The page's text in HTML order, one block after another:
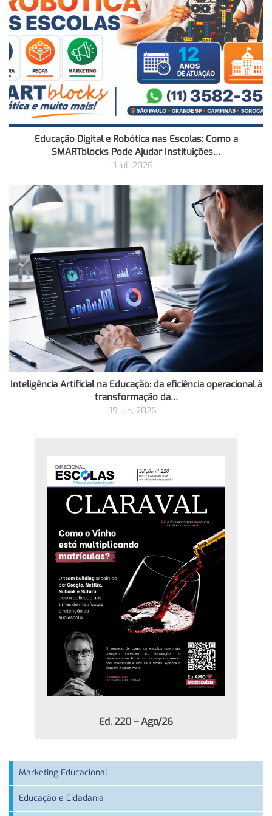
Educação Digital e Robótica nas Escolas: Como a
SMARTblocks Pode Ajudar Instituições…
1 jul, 2026
Inteligência Artificial na Educação: da eficiência operacional à
transformação da…
19 jun, 2026
Ed. 220 – Ago/26
Marketing Educacional
Educação e Cidadania